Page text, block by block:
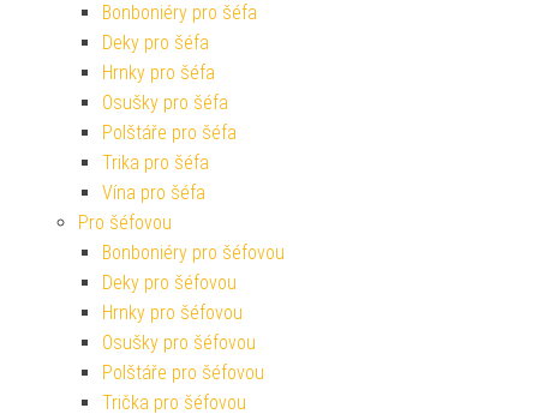
Bonboniéry pro šéfa
Deky pro šéfa
Hrnky pro šéfa
Osušky pro šéfa
Polštáře pro šéfa
Trika pro šéfa
Vína pro šéfa
Pro šéfovou
Bonboniéry pro šéfovou
Deky pro šéfovou
Hrnky pro šéfovou
Osušky pro šéfovou
Polštáře pro šéfovou
Trička pro šéfovou